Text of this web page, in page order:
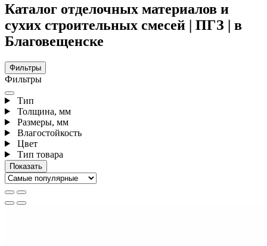
Каталог отделочных материалов и
сухих строительных смесей | ПГЗ | в
Благовещенске
Фильтры
Фильтры
Тип
Толщина, мм
Размеры, мм
Влагостойкость
Цвет
Тип товара